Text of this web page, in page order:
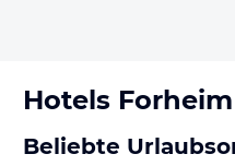
Hotels Forheim
Beliebte